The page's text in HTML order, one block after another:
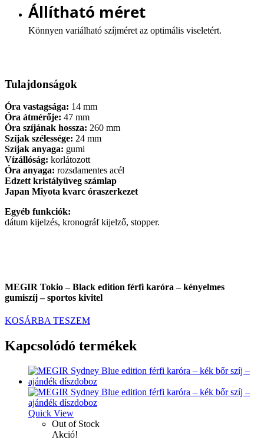
Állítható méret
Könnyen variálható szíjméret az optimális viseletért.
Tulajdonságok
Óra vastagsága: 14 mm
Óra átmérője: 47 mm
Óra szíjának hossza: 260 mm
Szíjak szélessége: 24 mm
Szíjak anyaga: gumi
Vízállóság: korlátozott
Óra anyaga: rozsdamentes acél
Edzett kristályüveg számlap
Japan Miyota kvarc óraszerkezet
Egyéb funkciók:
dátum kijelzés, kronográf kijelző, stopper.
MEGIR Tokio – Black edition férfi karóra – kényelmes
gumiszíj – sportos kivitel
KOSÁRBA TESZEM
Kapcsolódó termékek
Quick View
Out of Stock
Akció!